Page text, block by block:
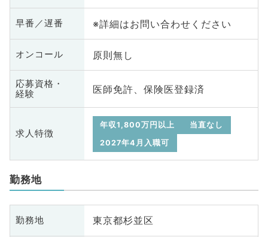
早番／遅番 ※詳細はお問い合わせください
オンコール 原則無し
応募資格・
経験
医師免許、保険医登録済
求人特徴
年収1,800万円以上
当直なし
2027年4月入職可
勤務地
勤務地 東京都杉並区